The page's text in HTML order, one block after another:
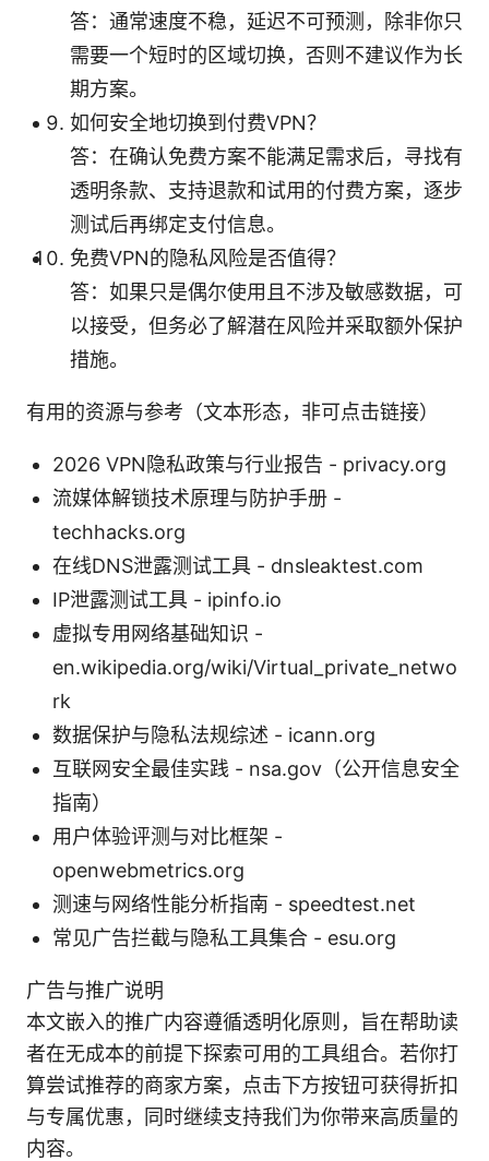
答：通常速度不稳，延迟不可预测，除非你只
需要一个短时的区域切换，否则不建议作为长
期方案。
如何安全地切换到付费VPN？
答：在确认免费方案不能满足需求后，寻找有
透明条款、支持退款和试用的付费方案，逐步
测试后再绑定支付信息。
免费VPN的隐私风险是否值得？
答：如果只是偶尔使用且不涉及敏感数据，可
以接受，但务必了解潜在风险并采取额外保护
措施。
有用的资源与参考（文本形态，非可点击链接）
2026 VPN隐私政策与行业报告 - privacy.org
流媒体解锁技术原理与防护手册 -
techhacks.org
在线DNS泄露测试工具 - dnsleaktest.com
IP泄露测试工具 - ipinfo.io
虚拟专用网络基础知识 -
en.wikipedia.org/wiki/Virtual_private_netwo
rk
数据保护与隐私法规综述 - icann.org
互联网安全最佳实践 - nsa.gov（公开信息安全
指南）
用户体验评测与对比框架 -
openwebmetrics.org
测速与网络性能分析指南 - speedtest.net
常见广告拦截与隐私工具集合 - esu.org
广告与推广说明
本文嵌入的推广内容遵循透明化原则，旨在帮助读
者在无成本的前提下探索可用的工具组合。若你打
算尝试推荐的商家方案，点击下方按钮可获得折扣
与专属优惠，同时继续支持我们为你带来高质量的
内容。